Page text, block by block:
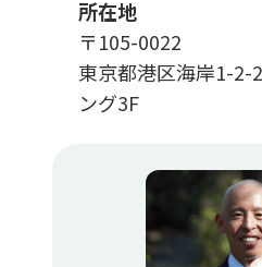
所在地
〒105-0022
東京都港区海岸1-2-
ング3F